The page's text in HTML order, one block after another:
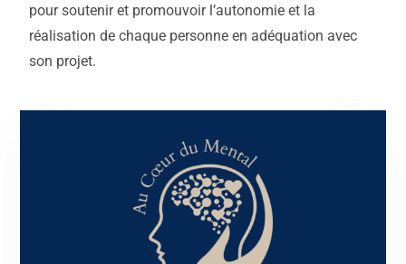
pour soutenir et promouvoir l’autonomie et la
réalisation de chaque personne en adéquation avec
son projet.